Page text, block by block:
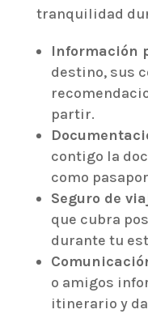
tranquilidad
Información
destino, sus
partir.
contigo la
como
Seguro de
que cubra
durante tu
o amigos
itinerario y